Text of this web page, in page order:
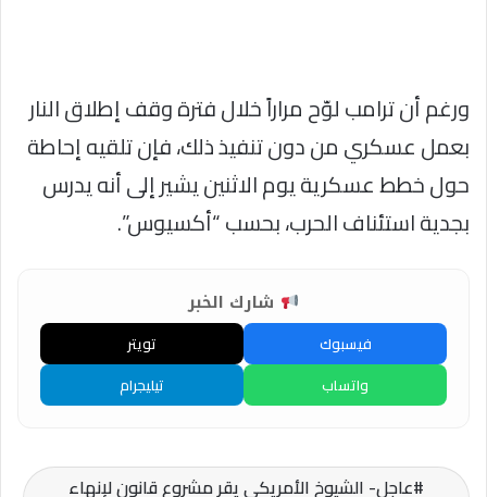
ورغم أن ترامب لوّح مراراً خلال فترة وقف إطلاق النار
بعمل عسكري من دون تنفيذ ذلك، فإن تلقيه إحاطة
حول خطط عسكرية يوم الاثنين يشير إلى أنه يدرس
بجدية استئناف الحرب، بحسب “أكسيوس”.
شارك الخبر
فيسبوك
تويتر
واتساب
تيليجرام
عاجل- الشيوخ الأمريكي يقر مشروع قانون لإنهاء